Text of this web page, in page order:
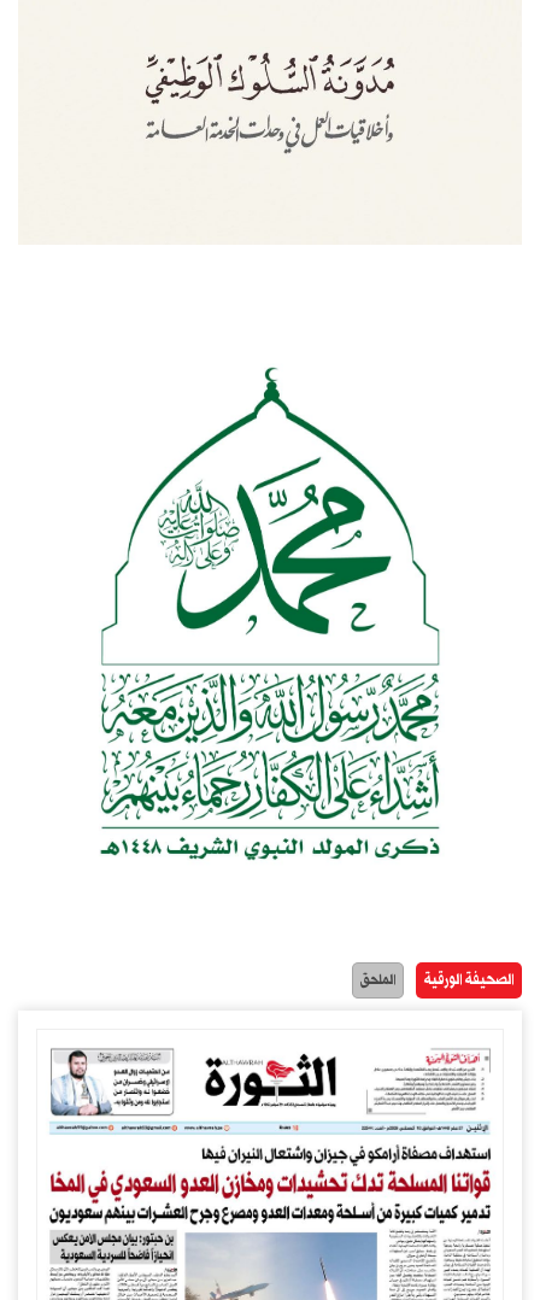
الصحيفة الورقية الملحق